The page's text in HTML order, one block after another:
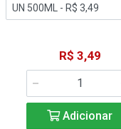
R$ 3,49
Adicionar